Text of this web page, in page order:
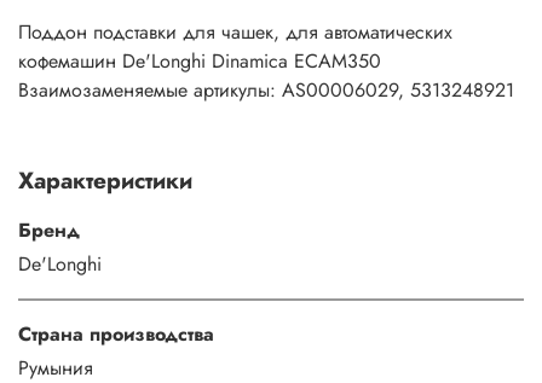
Поддон подставки для чашек, для автоматических
кофемашин De'Longhi Dinamica ECAM350
Взаимозаменяемые артикулы: AS00006029, 5313248921
Характеристики
Бренд
De'Longhi
Страна производства
Румыния